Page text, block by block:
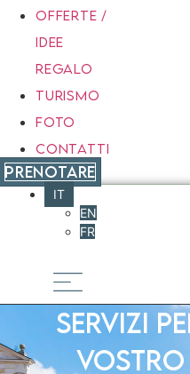
OFFERTE /
IDEE
REGALO
TURISMO
FOTO
CONTATTI
PRENOTARE
IT
EN
FR
Servizi